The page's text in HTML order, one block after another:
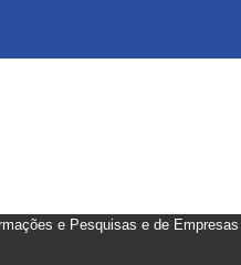
e Pesquisas e de